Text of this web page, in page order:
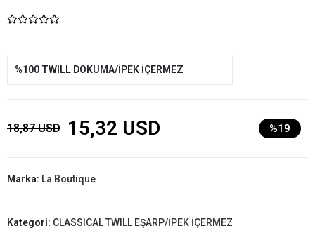
%100 TWILL DOKUMA/İPEK İÇERMEZ
18,87 USD 15,32 USD %19
Marka: La Boutique
Kategori: CLASSICAL TWILL EŞARP/İPEK İÇERMEZ